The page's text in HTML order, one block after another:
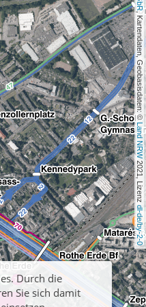
, Kartendaten, Geobasisdaten: ©
Land NRW
2021, Lizenz
dl-de/by-2-0
Durch die
Sie sich damit